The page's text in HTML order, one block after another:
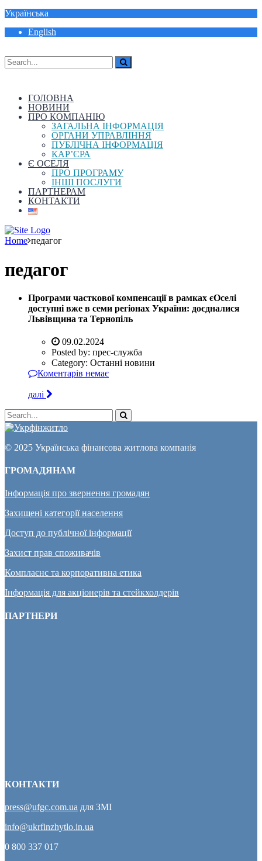
Українська
English
ГОЛОВНА
НОВИНИ
ПРО КОМПАНІЮ
ЗАГАЛЬНА ІНФОРМАЦІЯ
ОРГАНИ УПРАВЛІННЯ
ПУБЛІЧНА ІНФОРМАЦІЯ
КАР’ЄРА
Є ОСЕЛЯ
ПРО ПРОГРАМУ
ІНШІ ПОСЛУГИ
ПАРТНЕРАМ
КОНТАКТИ
Home педагог
педагог
Програми часткової компенсації в рамках єОселі
доступні вже в семи регіонах України: доєдналися
Львівщина та Тернопіль
09.02.2024
Posted by: прес-служба
Category: Останні новини
Коментарів немає
далі
© 2025 Українська фінансова житлова компанія
ГРОМАДЯНАМ
Інформація про звернення громадян
Захищені категорії населення
Доступ до публічної інформації
Захист прав споживачів
Комплаєнс та корпоративна етика
Інформація для акціонерів та стейкхолдерів
ПАРТНЕРИ
КОНТАКТИ
press@ufgc.com.ua для ЗМІ
info@ukrfinzhytlo.in.ua
0 800 337 017